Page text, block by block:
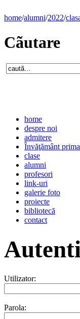
home/alumni/2022/
Cãutare
home
despre noi
admitere
Învăţământ
clase
alumni
profesori
link-uri
galerie foto
proiecte
bibliotecă
contact
Utilizator:
Parola: